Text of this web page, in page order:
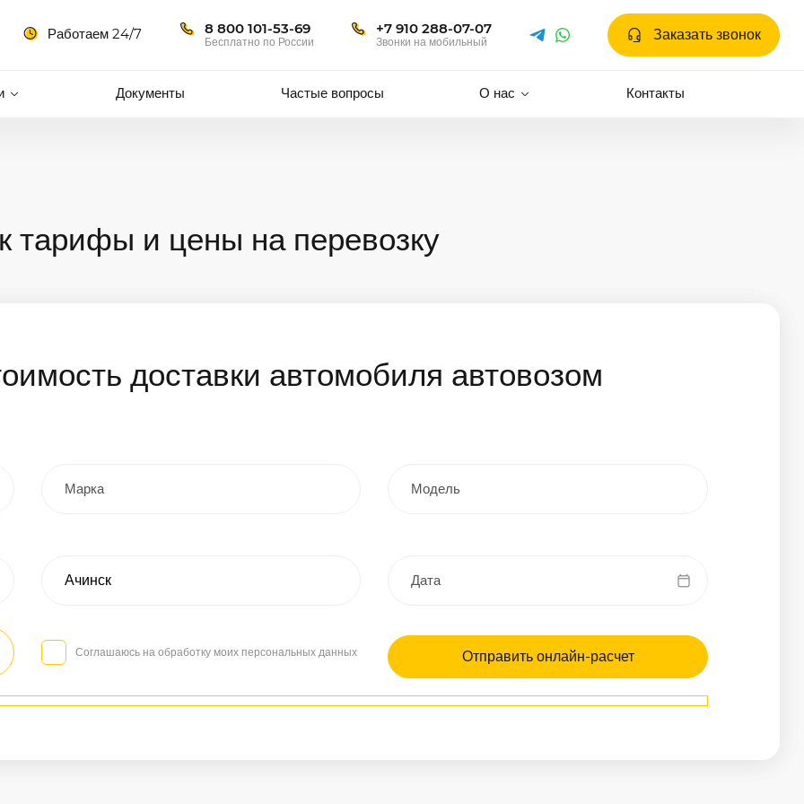
Работаем 24/7 8 800 101-53-69
Бесплатно по России
+7 910 288-07-07
Звонки на мобильный Заказать звонок
Документы Частые вопросы О нас Контакты
тарифы и цены на перевозку
доставки автомобиля автовозом
Соглашаюсь на обработку моих персональных данных